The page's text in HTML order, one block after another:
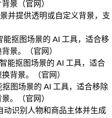
景（官网 ）
并提供透明或自定义背景，支
能抠图场景的 AI 工具，适合移
景。（官网 ）
能抠图场景的 AI 工具，适合
背景。（官网 ）
图场景的 AI 工具，适合移除
。（官网 ）
动识别人物和商品主体并生成